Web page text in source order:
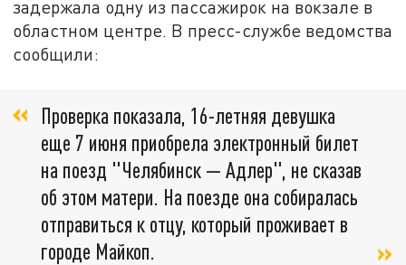
задержала одну из пассажирок на вокзале в
областном центре. В пресс-службе ведомства
сообщили:
Проверка показала, 16-летняя девушка
еще 7 июня приобрела электронный билет
на поезд "Челябинск — Адлер", не сказав
об этом матери. На поезде она собиралась
отправиться к отцу, который проживает в
городе Майкоп.